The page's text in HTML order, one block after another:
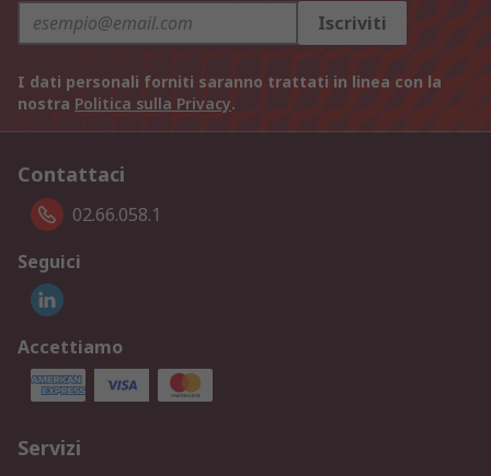
Iscriviti
I dati personali forniti saranno trattati in linea con la
nostra Politica sulla Privacy.
Contattaci
02.66.058.1
Seguici
Accettiamo
Servizi